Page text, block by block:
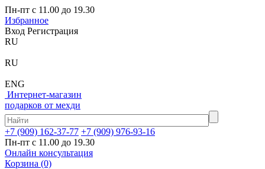
Пн-пт с 11.00 до 19.30
Избранное
Вход Регистрация
RU
RU
ENG
Интернет-магазин
подарков от мехди
+7 (909) 162-37-77 +7 (909) 976-93-16
Пн-пт с 11.00 до 19.30
Онлайн консультация
Корзина (0)